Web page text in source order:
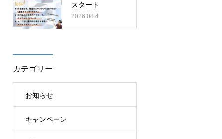
スタート
2026.08.4
カテゴリー
お知らせ
キャンペーン